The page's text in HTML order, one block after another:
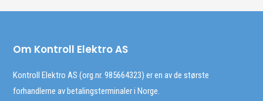
Om Kontroll Elektro AS
Kontroll Elektro AS (org.nr. 985664323) er en av de største
forhandlerne av betalingsterminaler i Norge.